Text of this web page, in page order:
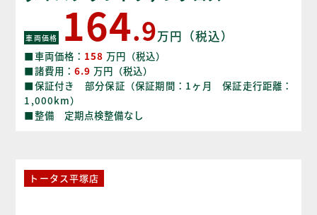
車両価格 164.9万円（税込）
■車両価格： 158 万円（税込）
■諸費用： 6.9 万円（税込）
■保証付き 部分保証（保証期間：1ヶ月 保証走行距離：
1,000km）
■整備 定期点検整備なし
トータス平塚店